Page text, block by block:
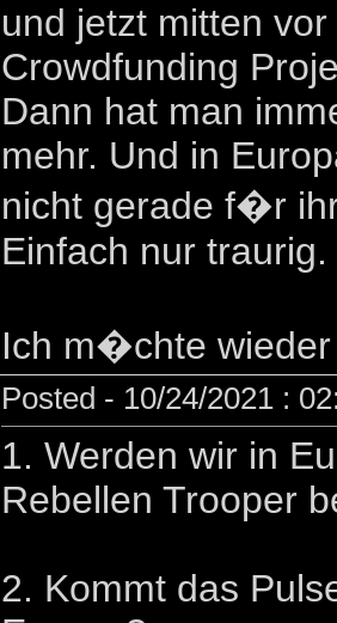
und jetzt mitten
Crowdfunding
Dann hat man
mehr. Und in
nicht gerade f�r
Einfach nur traurig.
Ich m�chte wieder
Posted - 10/24/2021 :
1. Werden wir in
Rebellen Trooper
2. Kommt das